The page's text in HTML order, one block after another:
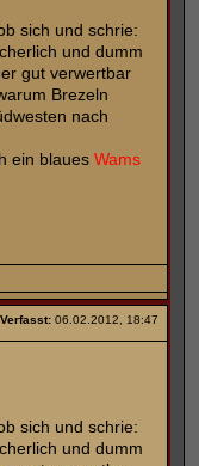
sich und schrie:
und dumm
gut verwertbar
Brezeln
nach
ein blauesWams
Verfasst: 06.02.2012, 18:47
sich und schrie:
und dumm